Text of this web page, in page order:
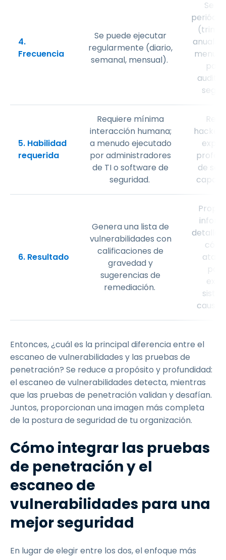
4.
Frecuencia
Se puede ejecutar
regularmente (diario,
semanal, mensual).
Se
5. Habilidad
requerida
Requiere mínima
interacción humana;
a menudo ejecutado
por administradores
de TI o software de
seguridad.
de
6. Resultado
Genera una lista de
vulnerabilidades con
calificaciones de
gravedad y
sugerencias de
remediación.
Entonces, ¿cuál es la principal diferencia entre el
escaneo de vulnerabilidades y las pruebas de
penetración? Se reduce a propósito y profundidad:
el escaneo de vulnerabilidades detecta, mientras
que las pruebas de penetración validan y desafían.
Juntos, proporcionan una imagen más completa
de la postura de seguridad de tu organización.
Cómo integrar las pruebas
de penetración y el
escaneo de
vulnerabilidades para una
mejor seguridad
En lugar de elegir entre los dos, el enfoque más